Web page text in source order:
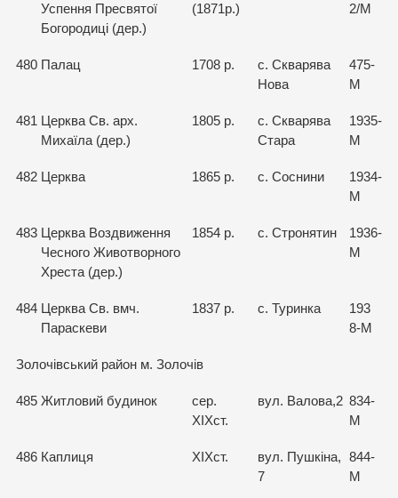
Успення Пресвятої
Богородиці (дер.)
(1871р.)
2/М
480 Палац 1708 р.
с. Скварява
Нова
475-
М
481 Церква Св. арх.
Михаїла (дер.)
1805 р.
с. Скварява
Стара
1935-
М
482 Церква 1865 р. с. Соснини
1934-
М
483 Церква Воздвиження
Чесного Животворного
Хреста (дер.)
1854 р. с. Стронятин
1936-
М
484 Церква Св. вмч.
Параскеви
1837 р. с. Туринка
193
8-М
Золочівський район м. Золочів
485 Житловий будинок
сер.
ХІХст.
вул. Валова,2 834-
М
486 Каплиця ХІХст.
вул. Пушкіна,
7
844-
М